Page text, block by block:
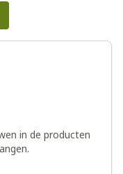
lees momenteel pagina
in de producten